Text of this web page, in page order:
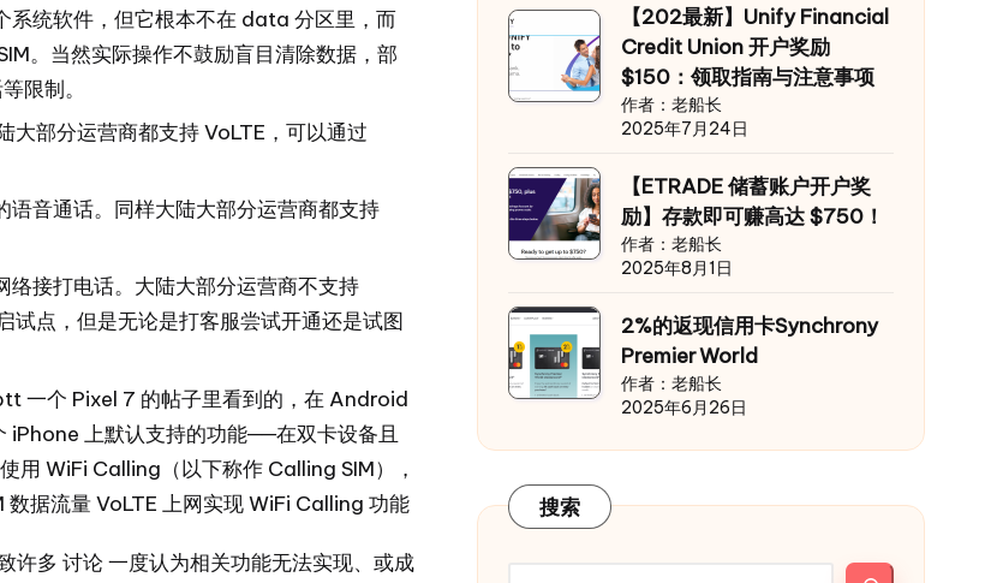
系统软件，但它根本不在 data 分区里，而
。当然实际操作不鼓励盲目清除数据，部
限制。
大部分运营商都支持 VoLTE，可以通过
音通话。同样大陆大部分运营商都支持
接打电话。大陆大部分运营商不支持
试点，但是无论是打客服尝试开通还是试图
一个 Pixel 7 的帖子里看到的， 在 Android
iPhone 上默认支持的功能──在双卡设备且
用 WiFi Calling（以下称作 Calling SIM），
据流量 VoLTE 上网实现 WiFi Calling 功能
许多 讨论 一度认为相关功能无法实现、或成
【202最新】Unify Financial
Credit Union 开户奖励
$150：领取指南与注意事项
作者：老船长
2025年7月24日
【ETRADE 储蓄账户开户奖
励】存款即可赚高达 $750！
作者：老船长
2025年8月1日
2%的返现信用卡Synchrony
Premier World
作者：老船长
2025年6月26日
搜索